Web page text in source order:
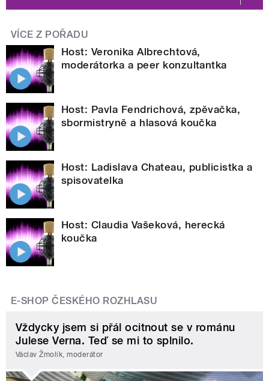
VÍCE Z POŘADU
Host: Veronika Albrechtová,
moderátorka a peer konzultantka
Host: Pavla Fendrichová, zpěvačka,
sbormistryně a hlasová koučka
Host: Ladislava Chateau, publicistka a
spisovatelka
Host: Claudia Vašeková, herecká
koučka
E-SHOP ČESKÉHO ROZHLASU
Vždycky jsem si přál ocitnout se v románu
Julese Verna. Teď se mi to splnilo.
Václav Žmolík, moderátor